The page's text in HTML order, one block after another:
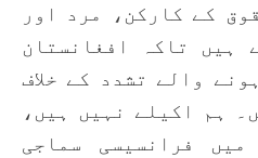
کے کارکن، مرد اور
ہیں تاکہ افغانستان
والے تشدد کے خلاف
ہم اکیلے نہیں ہیں،
فرانسیسی سماجی